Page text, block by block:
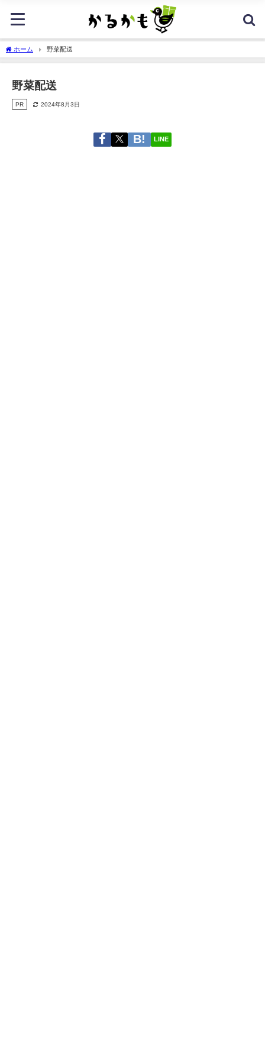
ホーム 野菜配送
野菜配送
PR 2024年8月3日
LINE